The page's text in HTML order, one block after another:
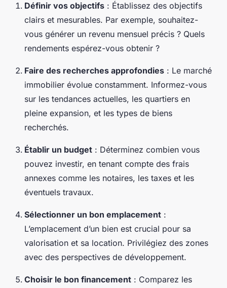
Définir vos objectifs : Établissez des objectifs
clairs et mesurables. Par exemple, souhaitez-
vous générer un revenu mensuel précis ? Quels
rendements espérez-vous obtenir ?
Faire des recherches approfondies : Le marché
immobilier évolue constamment. Informez-vous
sur les tendances actuelles, les quartiers en
pleine expansion, et les types de biens
recherchés.
Établir un budget : Déterminez combien vous
pouvez investir, en tenant compte des frais
annexes comme les notaires, les taxes et les
éventuels travaux.
Sélectionner un bon emplacement :
L’emplacement d’un bien est crucial pour sa
valorisation et sa location. Privilégiez des zones
avec des perspectives de développement.
Choisir le bon financement : Comparez les